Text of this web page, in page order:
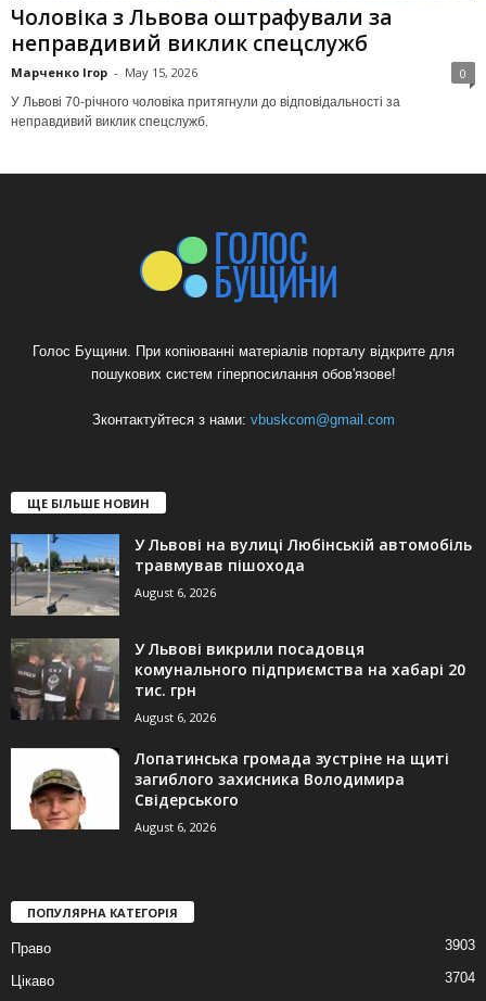
Чоловіка з Львова оштрафували за
неправдивий виклик спецслужб
Марченко Ігор - May 15, 2026 0
У Львові 70-річного чоловіка притягнули до відповідальності за
неправдивий виклик спецслужб.
Голос Бущини. При копіюванні матеріалів порталу відкрите для
пошукових систем гіперпосилання обов'язове!
Зконтактуйтеся з нами: vbuskcom@gmail.com
ЩЕ БІЛЬШЕ НОВИН
У Львові на вулиці Любінській автомобіль
травмував пішохода
August 6, 2026
У Львові викрили посадовця
комунального підприємства на хабарі 20
тис. грн
August 6, 2026
Лопатинська громада зустріне на щиті
загиблого захисника Володимира
Свідерського
August 6, 2026
ПОПУЛЯРНА КАТЕГОРІЯ
Право 3903
Цікаво 3704